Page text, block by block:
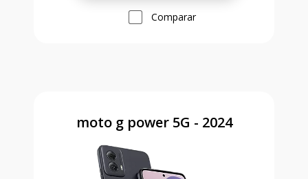
Comparar
moto g power 5G - 2024